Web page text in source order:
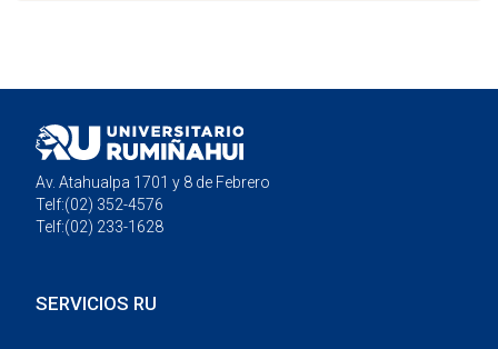
Av. Atahualpa 1701 y 8 de Febrero
Telf:(02) 352-4576
Telf:(02) 233-1628
SERVICIOS RU